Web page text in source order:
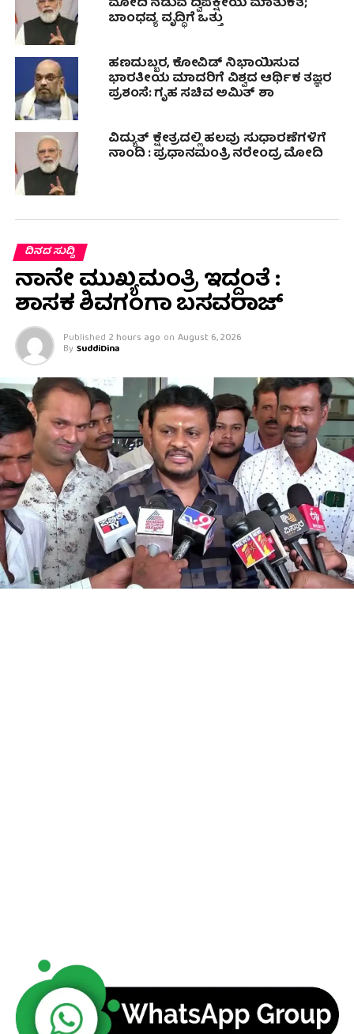
ಬಾಂಧವ್ಯ ವೃದ್ಧಿಗೆ ಒತ್ತು
ಹಣದುಬ್ಬರ, ಕೋವಿಡ್ ನಿಭಾಯಿಸುವ
ಭಾರತೀಯ ಮಾದರಿಗೆ ವಿಶ್ವದ ಆರ್ಥಿಕ ತಜ್ಞರ
ಪ್ರಶಂಸೆ: ಗೃಹ ಸಚಿವ ಅಮಿತ್ ಶಾ
ವಿದ್ಯುತ್ ಕ್ಷೇತ್ರದಲ್ಲಿ ಹಲವು ಸುಧಾರಣೆಗಳಿಗೆ
ನಾಂದಿ : ಪ್ರಧಾನಮಂತ್ರಿ ನರೇಂದ್ರ ಮೋದಿ
ದಿನದ ಸುದ್ದಿ
ನಾನೇ ಮುಖ್ಯಮಂತ್ರಿ ಇದ್ದಂತೆ :
ಶಾಸಕ ಶಿವಗಂಗಾ ಬಸವರಾಜ್
Published 2 hours ago on August 6, 2026
By SuddiDina